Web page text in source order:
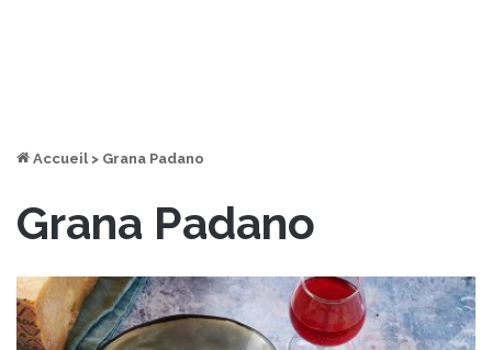
Accueil > Grana Padano
Grana Padano